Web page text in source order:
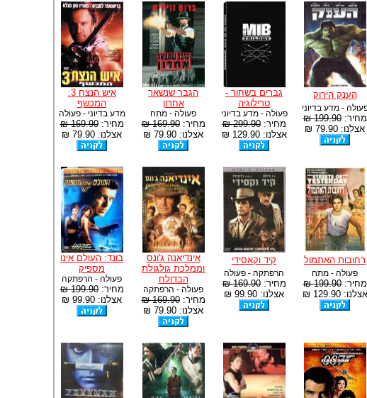
הענק הירוק
- מדע בדיוני
מחיר:199.90 ₪
אצלנו: 79.90 ₪
גברים בשחור -
טרילוגיה
פעולה - מדע בדיוני
מחיר:299.90 ₪
אצלנו: 129.90 ₪
הגבר שנשאר
אחרון
פעולה - מתח
מחיר:169.90 ₪
אצלנו: 79.90 ₪
איש הנצח 3:
המכשף
מדע בדיוני - פעולה
מחיר:169.90 ₪
אצלנו: 79.90 ₪
רחובות האתמול
פעולה - מתח
מחיר:199.90 ₪
אצלנו: 129.90 ₪
קיד וקאסידי
הרפתקה - פעולה
מחיר:169.90 ₪
אצלנו: 99.90 ₪
אינדיאנה ג'ונס
וממלכת גולגולת
הבדולח
פעולה - הרפתקה
מחיר:169.90 ₪
אצלנו: 79.90 ₪
בונד: העולם אינו
מספיק
פעולה - הרפתקה
מחיר:199.90 ₪
אצלנו: 99.90 ₪